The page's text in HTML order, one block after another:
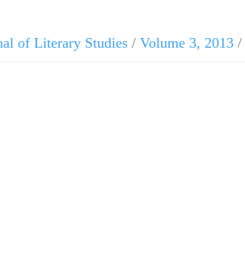
of Literary Studies / Volume 3, 2013 /